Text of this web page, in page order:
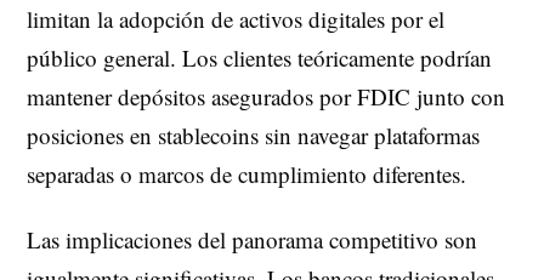
limitan la adopción de activos digitales por el
público general. Los clientes teóricamente podrían
mantener depósitos asegurados por FDIC junto con
posiciones en stablecoins sin navegar plataformas
separadas o marcos de cumplimiento diferentes.
Las implicaciones del panorama competitivo son